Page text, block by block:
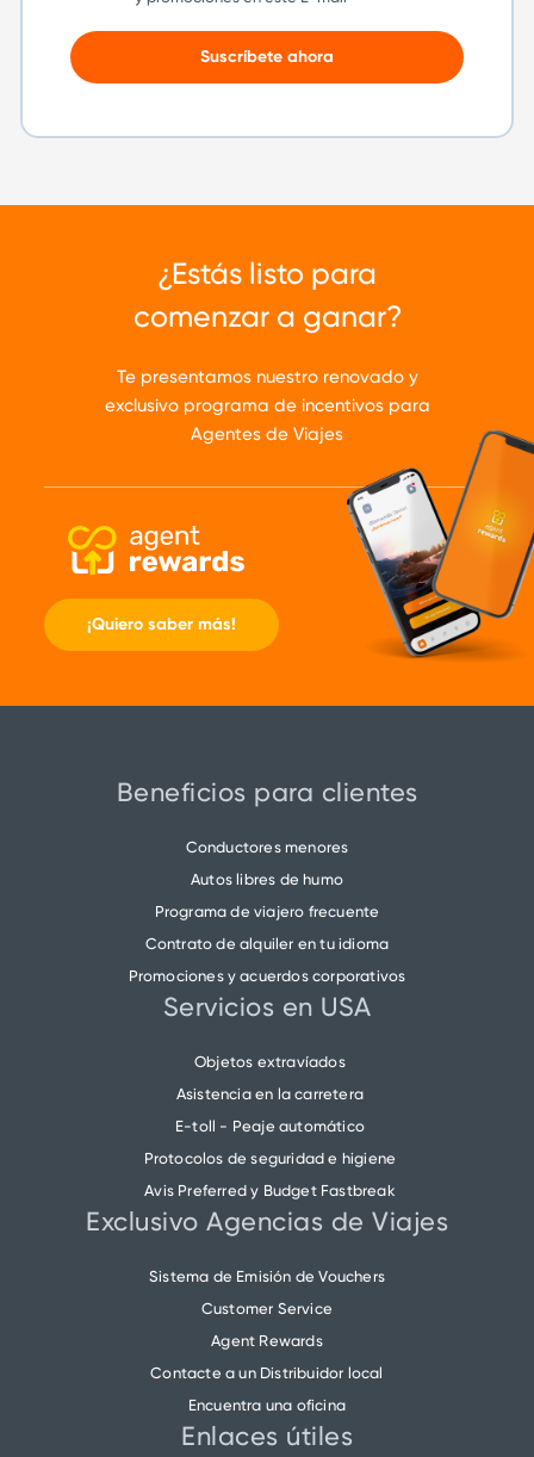
Suscríbete ahora
¿Estás listo para
comenzar a ganar?
Te presentamos nuestro renovado y
exclusivo programa de incentivos para
Agentes de Viajes
¡Quiero saber más!
Beneficios para clientes
Conductores menores
Autos libres de humo
Programa de viajero frecuente
Contrato de alquiler en tu idioma
Promociones y acuerdos corporativos
Servicios en USA
Objetos extravíados
Asistencia en la carretera
E-toll - Peaje automático
Protocolos de seguridad e higiene
Avis Preferred y Budget Fastbreak
Exclusivo Agencias de Viajes
Sistema de Emisión de Vouchers
Customer Service
Agent Rewards
Contacte a un Distribuidor local
Encuentra una oficina
Enlaces útiles